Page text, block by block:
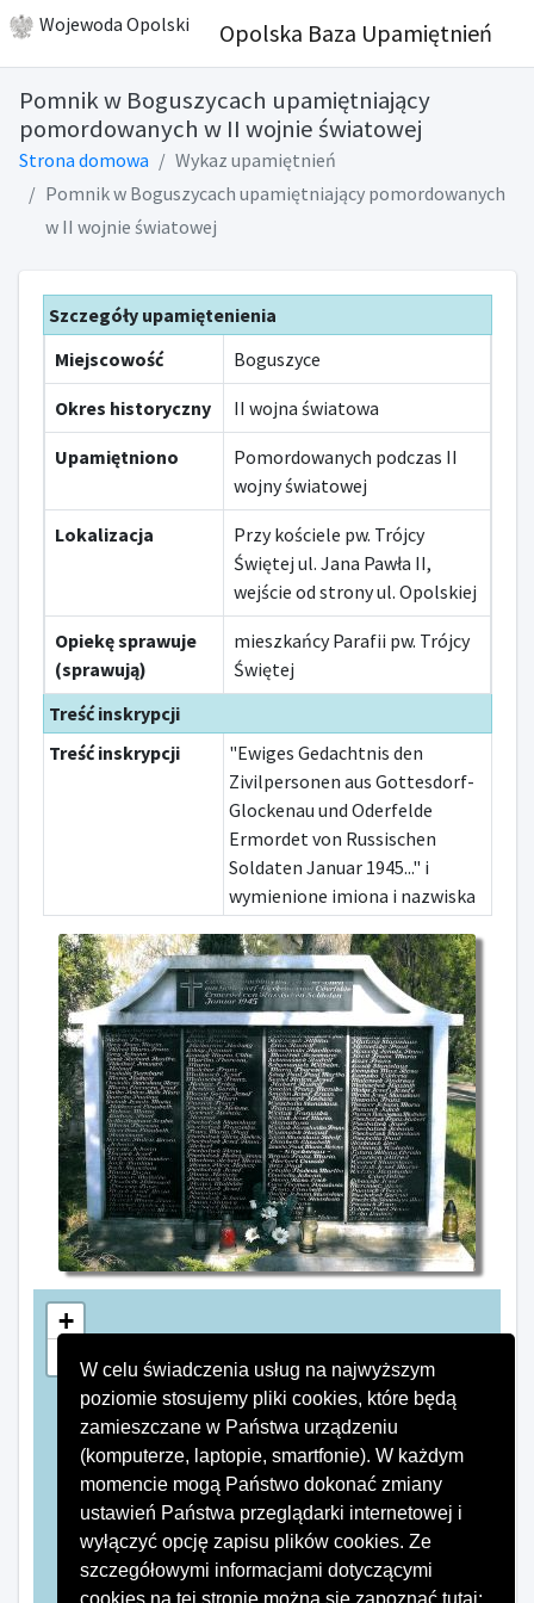
W celu świadczenia usług na najwyższym
poziomie stosujemy pliki cookies, które będą
zamieszczane w Państwa urządzeniu
(komputerze, laptopie, smartfonie). W każdym
momencie mogą Państwo dokonać zmiany
ustawień Państwa przeglądarki internetowej i
wyłączyć opcję zapisu plików cookies. Ze
szczegółowymi informacjami dotyczącymi
cookies na tej stronie można się zapoznać tutaj:
Wojewoda Opolski Opolska Baza Upamiętnień
Pomnik w Boguszycach upamiętniający
pomordowanych w II wojnie światowej
Strona domowa
Wykaz upamiętnień
Pomnik w Boguszycach upamiętniający pomordowanych
w II wojnie światowej
Szczegóły upamiętenienia
Miejscowość
Boguszyce
Okres historyczny II wojna światowa
Upamiętniono
Pomordowanych podczas II
wojny światowej
Lokalizacja
Przy kościele pw. Trójcy
Świętej ul. Jana Pawła II,
wejście od strony ul. Opolskiej
Opiekę sprawuje
(sprawują)
mieszkańcy Parafii pw. Trójcy
Świętej
Treść inskrypcji
Treść inskrypcji
"Ewiges Gedachtnis den
Zivilpersonen aus Gottesdorf-
Glockenau und Oderfelde
Ermordet von Russischen
Soldaten Januar 1945..." i
wymienione imiona i nazwiska
Pomnik
×
+